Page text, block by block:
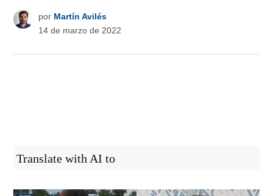
por Martín Avilés
14 de marzo de 2022
Translate with AI to